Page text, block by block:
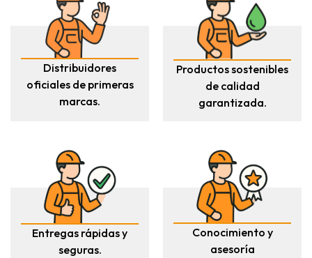
Distribuidores
oficiales de primeras
marcas.
Productos sostenibles
de calidad
garantizada.
Entregas rápidas y
seguras.
Conocimiento y
asesoría